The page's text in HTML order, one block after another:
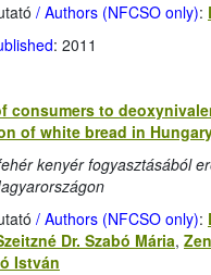
/ Authors (NFCSO only):
: 2011
consumers to
of white bread in
kenyér fogyasztásából
/ Authors (NFCSO only):
Dr. Szabó Mária,
István